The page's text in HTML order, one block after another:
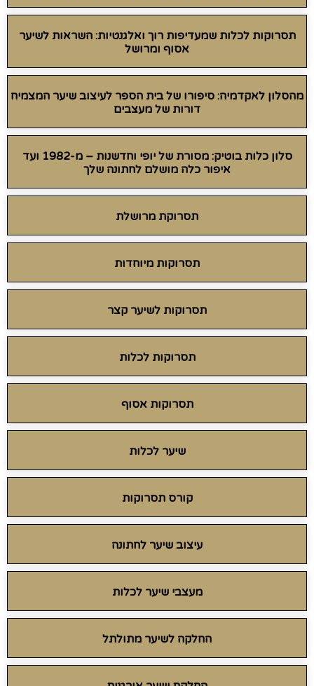
תסרוקות לכלות שמעדיפות רוך ואלגנטיות: השראות לשיער
אסוף ומרושל
מהסלון לאקדמיה: סיפורו של בית הספר לעיצוב שיער המצמיח
דורות של מעצבים
סלון כלות בוטיק: מסורת של יופי וחדשנות – מ-1982 ועד
איפור כלה מושלם לחתונה שלך
תסרוקת מרושלת
תסרוקות מיוחדות
תסרוקות לשיער קצר
תסרוקות לכלות
תסרוקות אסוף
שיער לכלות
קורס תסרוקות
עיצוב שיער לחתונה
מעצבי שיער לכלות
החלקה לשיער מתולתל